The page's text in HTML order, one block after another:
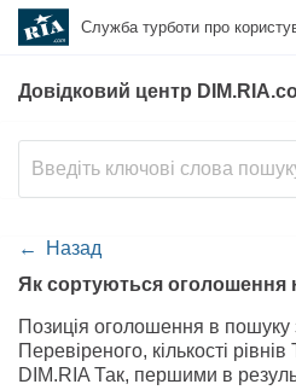
Служба турботи про
Довідковий центр
Назад
Як сортуються оголошення
Позиція оголошення в пошуку
Перевіреного, кількості
DIM.RIA Так, першими в